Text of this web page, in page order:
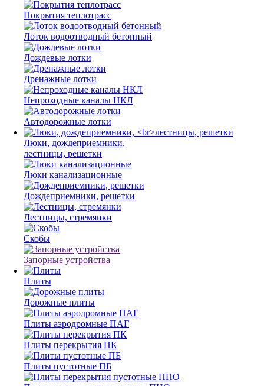
Покрытия теплотрасс
Лоток водоотводный бетонный
Дождевые лотки
Дренажные лотки
Непроходные каналы НКЛ
Автодорожные лотки
Люки, дождеприемники,
лестницы, решетки
Люки канализационные
Дождеприемники, решетки
Лестницы, стремянки
Скобы
Запорные устройства
Плиты
Дорожные плиты
Плиты аэродромные ПАГ
Плиты перекрытия ПК
Плиты пустотные ПБ